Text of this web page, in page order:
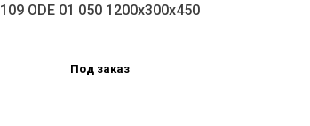
109 ODE 01 050 1200х300х450
Под заказ